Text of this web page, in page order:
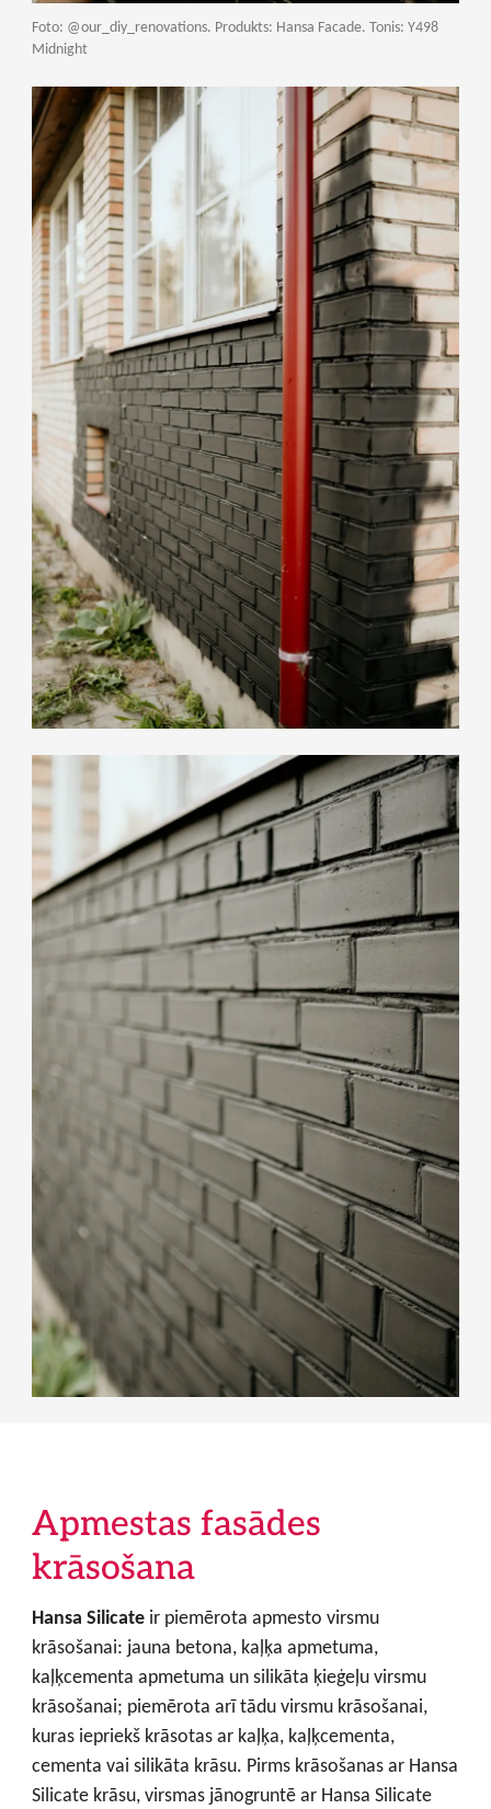
Foto: @our_diy_renovations. Produkts: Hansa Facade. Tonis: Y498
Midnight
Apmestas fasādes
krāsošana
Hansa Silicate ir piemērota apmesto virsmu
krāsošanai: jauna betona, kaļķa apmetuma,
kaļķcementa apmetuma un silikāta ķieģeļu virsmu
krāsošanai; piemērota arī tādu virsmu krāsošanai,
kuras iepriekš krāsotas ar kaļķa, kaļķcementa,
cementa vai silikāta krāsu. Pirms krāsošanas ar Hansa
Silicate krāsu, virsmas jānogruntē ar Hansa Silicate